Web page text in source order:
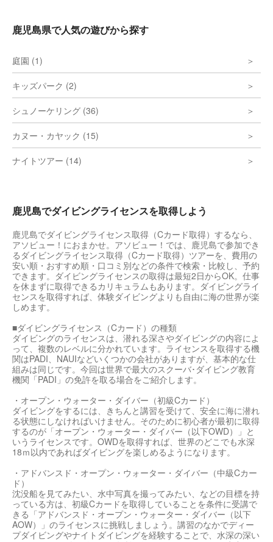
鹿児島県で人気の遊びから探す
庭園 (1)
キッズパーク (2)
シュノーケリング (36)
カヌー・カヤック (15)
ナイトツアー (14)
鹿児島でダイビングライセンスを取得しよう
鹿児島でダイビングライセンス取得（Cカード取得）するなら、
アソビュー！におまかせ。アソビュー！では、鹿児島で参加でき
るダイビングライセンス取得（Cカード取得）ツアーを、費用の
安い順・おすすめ順・口コミ別などの条件で検索・比較し、予約
できます。ダイビングライセンスの取得は最短2日からOK。仕事
を休まずに取得できるカリキュラムもあります。ダイビングライ
センスを取得すれば、体験ダイビングよりも自由に海の世界が楽
しめます。
■ダイビングライセンス（Cカード）の種類
ダイビングのライセンスは、潜れる深さやダイビングの内容によ
って、複数のレベルに分かれています。ライセンスを取得する機
関はPADI、NAUIなどいくつかの会社がありますが、基本的な仕
組みは同じです。今回は世界で最大のスクーバ･ダイビング教育
機関「PADI」の免許を取る場合をご紹介します。
・オープン・ウォーター・ダイバー（初級Cカード）
ダイビングをするには、きちんと講習を受けて、安全に海に潜れ
る状態にしなければいけません。そのために初心者が最初に取得
するのが「オープン・ウォーター・ダイバー（以下OWD）」と
いうライセンスです。OWDを取得すれば、世界のどこでも水深
18ｍ以内であればダイビングを楽しめるようになります。
・アドバンスド・オープン・ウォーター・ダイバー（中級Cカー
ド）
沈没船を見てみたい、水中写真を撮ってみたい、などの目標を持
っている方は、初級Cカードを取得していることを条件に受講で
きる「アドバンスド・オープン・ウォーター・ダイバー（以下
AOW）」のライセンスに挑戦しましょう。講習のなかでディー
プダイビングやナイトダイビングを経験することで、水深の深い